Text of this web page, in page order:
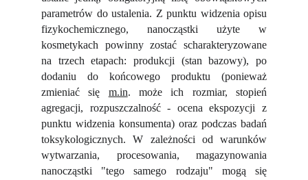
parametrów do ustalenia. Z punktu widzenia opisu
fizykochemicznego, nanocząstki użyte w
kosmetykach powinny zostać scharakteryzowane
na trzech etapach: produkcji (stan bazowy), po
dodaniu do końcowego produktu (ponieważ
zmieniać się m.in. może ich rozmiar, stopień
agregacji, rozpuszczalność - ocena ekspozycji z
punktu widzenia konsumenta) oraz podczas badań
toksykologicznych. W zależności od warunków
wytwarzania, procesowania, magazynowania
nanocząstki "tego samego rodzaju" mogą się